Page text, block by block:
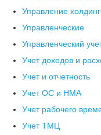
Управление
Управленческие
Управленческий
Учет доходов и
Учет и отчетность
Учет ОС и НМА
Учет рабочего
Учет ТМЦ